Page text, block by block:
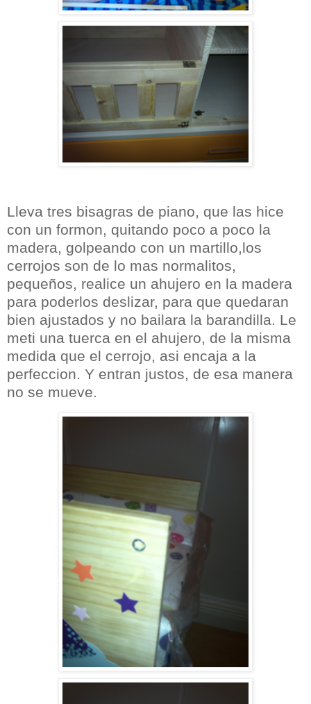
Lleva tres bisagras de piano, que las hice
con un formon, quitando poco a poco la
madera, golpeando con un martillo,los
cerrojos son de lo mas normalitos,
pequeños, realice un ahujero en la madera
para poderlos deslizar, para que quedaran
bien ajustados y no bailara la barandilla. Le
meti una tuerca en el ahujero, de la misma
medida que el cerrojo, asi encaja a la
perfeccion. Y entran justos, de esa manera
no se mueve.